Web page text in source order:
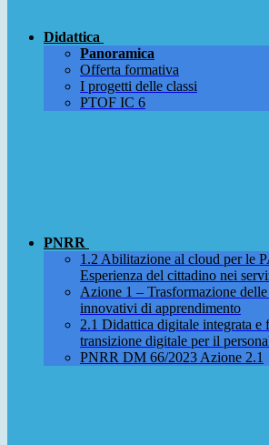
Didattica
Panoramica
Offerta formativa
I progetti delle classi
PTOF IC 6
PNRR
1.2 Abilitazione al cloud per le
Esperienza del cittadino nei
Azione 1 – Trasformazione
innovativi di apprendimento
2.1 Didattica digitale integrata e
transizione digitale per il
PNRR DM 66/2023 Azione 2.1